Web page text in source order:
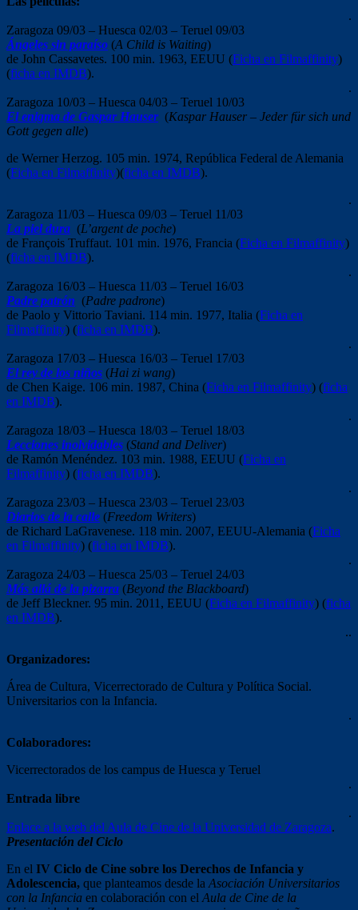
.
Zaragoza 09/03 – Huesca 02/03 – Teruel 09/03
Ángeles sin paraíso (A Child is Waiting)
de John Cassavetes. 100 min. 1963, EEUU (Ficha en Filmaffinity)
(ficha en IMDB).
.
Zaragoza 10/03 – Huesca 04/03 – Teruel 10/03
El enigma de Gaspar Hauser (Kaspar Hauser – Jeder für sich und
Gott gegen alle)
de Werner Herzog. 105 min. 1974, República Federal de Alemania
(Ficha en Filmaffinity)(ficha en IMDB).
.
Zaragoza 11/03 – Huesca 09/03 – Teruel 11/03
La piel dura (L’argent de poche)
de François Truffaut. 101 min. 1976, Francia (Ficha en Filmaffinity)
(ficha en IMDB).
.
Zaragoza 16/03 – Huesca 11/03 – Teruel 16/03
Padre patrón (Padre padrone)
de Paolo y Vittorio Taviani. 114 min. 1977, Italia (Ficha en
Filmaffinity) (ficha en IMDB).
.
Zaragoza 17/03 – Huesca 16/03 – Teruel 17/03
El rey de los niños (Hai zi wang)
de Chen Kaige. 106 min. 1987, China (Ficha en Filmaffinity) (ficha
en IMDB).
.
Zaragoza 18/03 – Huesca 18/03 – Teruel 18/03
Lecciones inolvidables (Stand and Deliver)
de Ramón Menéndez. 103 min. 1988, EEUU (Ficha en
Filmaffinity) (ficha en IMDB).
.
Zaragoza 23/03 – Huesca 23/03 – Teruel 23/03
Diarios de la calle (Freedom Writers)
de Richard LaGravenese. 118 min. 2007, EEUU-Alemania (Ficha
en Filmaffinity) (ficha en IMDB).
.
Zaragoza 24/03 – Huesca 25/03 – Teruel 24/03
Más allá de la pizarra (Beyond the Blackboard)
de Jeff Bleckner. 95 min. 2011, EEUU (Ficha en Filmaffinity) (ficha
en IMDB).
..
Organizadores:
Área de Cultura, Vicerrectorado de Cultura y Política Social.
Universitarios con la Infancia.
.
Colaboradores:
Vicerrectorados de los campus de Huesca y Teruel
.
Entrada libre
.
Enlace a la web del Aula de Cine de la Universidad de Zaragoza.
Presentación del Ciclo
En el IV Ciclo de Cine sobre los Derechos de Infancia y
Adolescencia, que planteamos desde la Asociación Universitarios
con la Infancia en colaboración con el Aula de Cine de la